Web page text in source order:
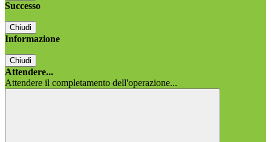
Successo
Chiudi
Informazione
Chiudi
Attendere...
Attendere il completamento dell'operazione...